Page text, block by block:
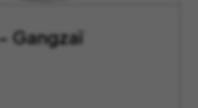
Gangzaï